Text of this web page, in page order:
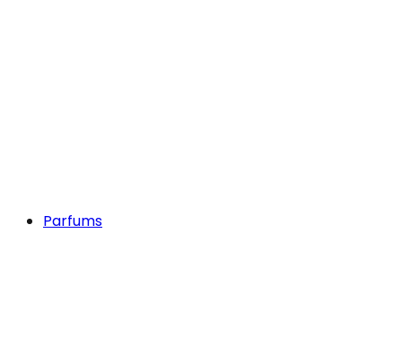
Parfums